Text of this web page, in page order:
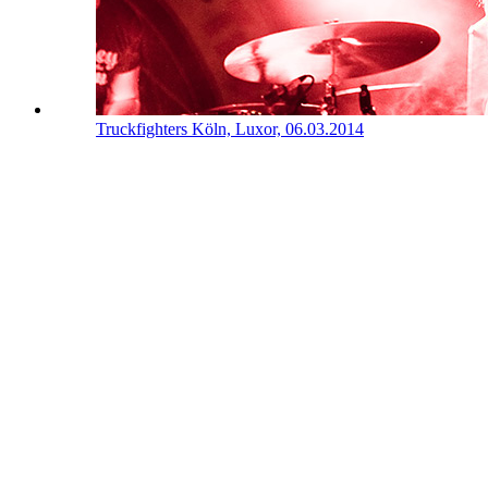
Truckfighters Köln, Luxor, 06.03.2014